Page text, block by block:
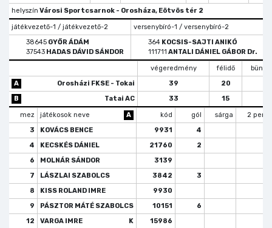
helyszín Városi Sportcsarnok - Orosháza, Eötvös tér 2
játékvezető-1 / játékvezető-2 versenybíró-1 / versenybíró-2
38645 GYŐR ÁDÁM
37543 HADAS DÁVID SÁNDOR
364 KOCSIS-SAJTI ANIKÓ
111711 ANTALI DÁNIEL GÁBOR Dr.
végeredmény félidő
A
Orosházi FKSE - Tokai 39
20
B
Tatai AC 33 15
mez játékosok neve A kód gól sárga
2 perc
3
KOVÁCS BENCE 9931 4
4
KECSKÉS DÁNIEL 21760
2
6
MOLNÁR SÁNDOR 3139
7
LÁSZLAI SZABOLCS 3842
3
8
KISS ROLAND IMRE
9930
9
PÁSZTOR MÁTÉ SZABOLCS 10151
6
12
VARGA IMRE K
15986